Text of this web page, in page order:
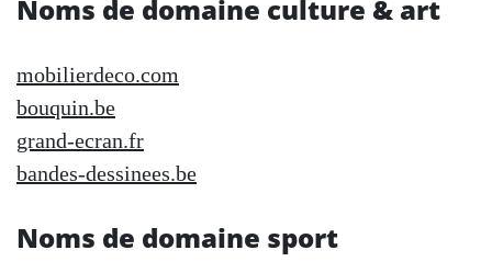
Noms de domaine culture & art
mobilierdeco.com
bouquin.be
grand-ecran.fr
bandes-dessinees.be
Noms de domaine sport